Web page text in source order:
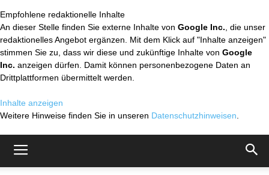
Empfohlene redaktionelle Inhalte
An dieser Stelle finden Sie externe Inhalte von Google Inc. , die unser
redaktionelles Angebot ergänzen. Mit dem Klick auf "Inhalte anzeigen"
stimmen Sie zu, dass wir diese und zukünftige Inhalte von Google
Inc. anzeigen dürfen. Damit können personenbezogene Daten an
Drittplattformen übermittelt werden.
Inhalte anzeigen
Weitere Hinweise finden Sie in unseren Datenschutzhinweisen